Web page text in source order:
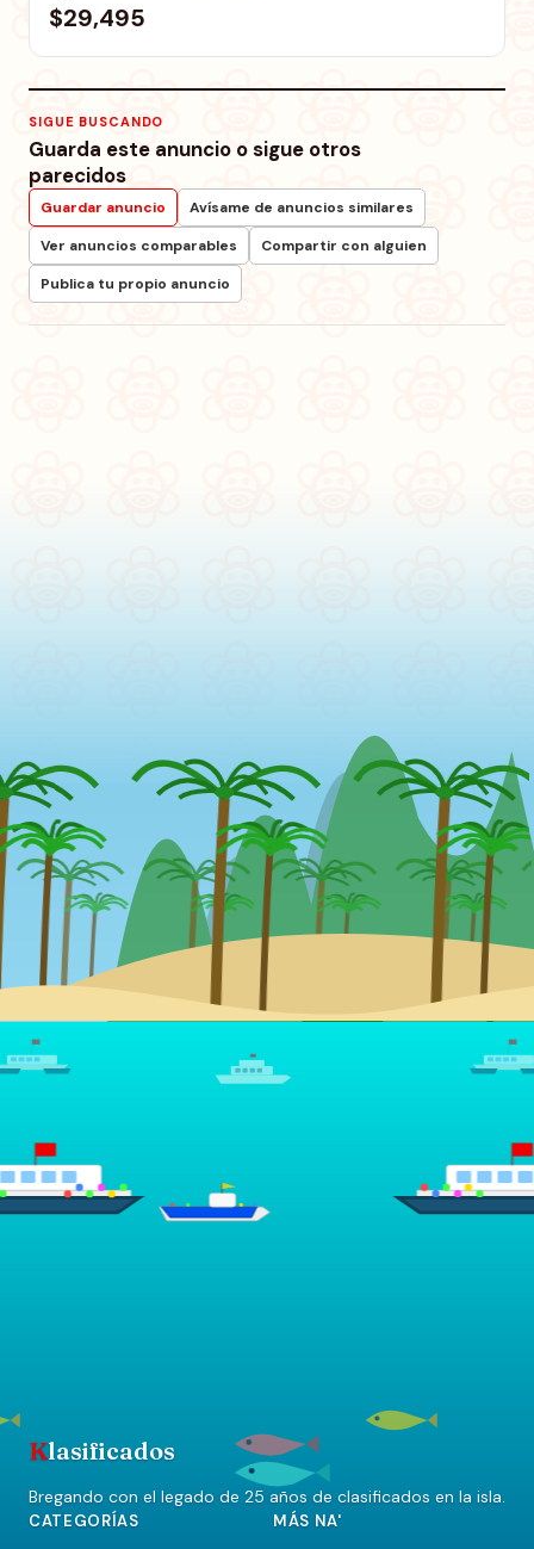
$29,495
SIGUE BUSCANDO
Guarda este anuncio o sigue otros
parecidos
Guardar anuncio
Avísame de anuncios similares
Ver anuncios comparables
Compartir con alguien
Publica tu propio anuncio
Klasificados
Bregando con el legado de 25 años de clasificados en la isla.
CATEGORÍAS MÁS NA'